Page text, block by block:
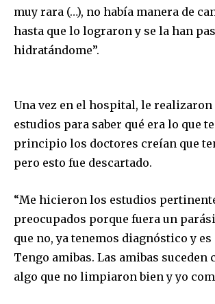
muy rara (…), no había manera de
hasta que lo lograron y se la han
hidratándome”.
Una vez en el hospital, le
estudios para saber qué era lo que
principio los doctores creían que
pero esto fue descartado.
“Me hicieron los estudios
preocupados porque fuera un
que no, ya tenemos diagnóstico y es
Tengo amibas. Las amibas suceden
algo que no limpiaron bien y yo